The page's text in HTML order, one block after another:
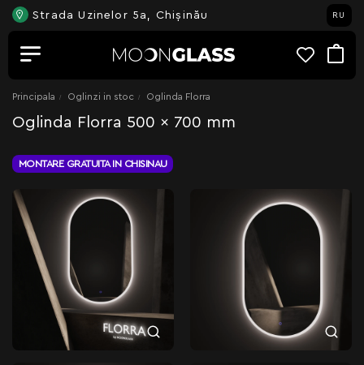
Strada Uzinelor 5a, Chișinău RU
Principala Oglinzi in stoc Oglinda Florra
Oglinda Florra 500 x 700 mm
MONTARE GRATUITA IN CHISINAU